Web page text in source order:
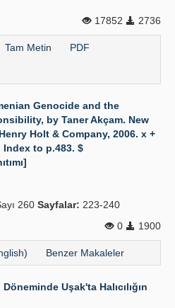
17852
2736
Tam Metin PDF
Genocide and the
by Taner Akçam. New
Holt & Company, 2006. x +
Index to p.483. $
260 Sayfalar: 223-240
0
1900
Benzer Makaleler
Uşak'ta Halıcılığın